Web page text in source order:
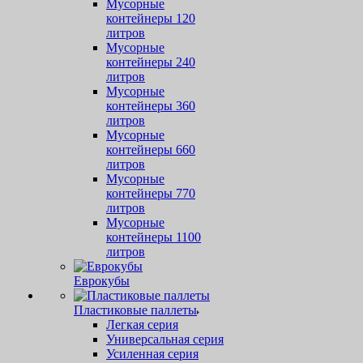
Мусорные
контейнеры 120
литров
Мусорные
контейнеры 240
литров
Мусорные
контейнеры 360
литров
Мусорные
контейнеры 660
литров
Мусорные
контейнеры 770
литров
Мусорные
контейнеры 1100
литров
Еврокубы
Пластиковые паллеты
Легкая серия
Универсальная серия
Усиленная серия